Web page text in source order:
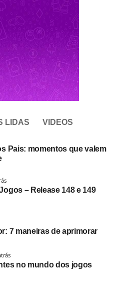
LIDAS VIDEOS
Pais: momentos que valem
– Release 148 e 149
7 maneiras de aprimorar
no mundo dos jogos